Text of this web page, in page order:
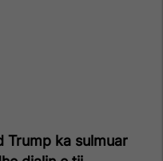
Trump ka sulmuar